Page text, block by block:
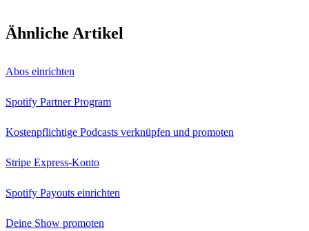
Ähnliche Artikel
Abos einrichten
Spotify Partner Program
Kostenpflichtige Podcasts verknüpfen und promoten
Stripe Express-Konto
Spotify Payouts einrichten
Deine Show promoten